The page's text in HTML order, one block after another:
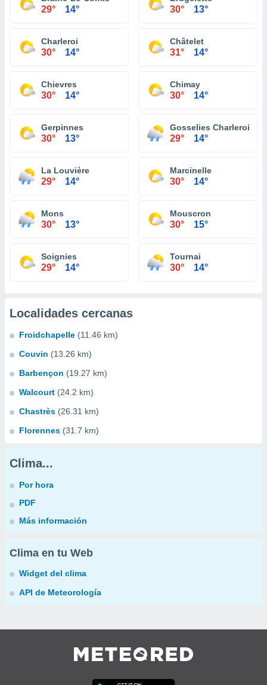
29° 14° 30° 13°
Charleroi
30° 14°
Châtelet
31° 14°
Chievres
30° 14°
Chimay
30° 14°
Gerpinnes
30° 13°
Gosselies Charleroi
29° 14°
La Louvière
29° 14°
Marcinelle
30° 14°
Mons
30° 13°
Mouscron
30° 15°
Soignies
29° 14°
Tournai
30° 14°
Localidades cercanas
Froidchapelle (11.46 km)
Couvin (13.26 km)
Barbençon (19.27 km)
Walcourt (24.2 km)
Chastrès (26.31 km)
Florennes (31.7 km)
Clima...
Por hora
PDF
Más información
Clima en tu Web
Widget del clima
API de Meteorología